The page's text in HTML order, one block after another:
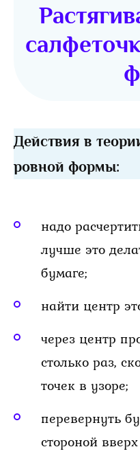
Действия в
ровной формы:
надо
лучше это
бумаге;
найти центр
через центр
столько раз,
точек в узоре;
перевернуть
стороной